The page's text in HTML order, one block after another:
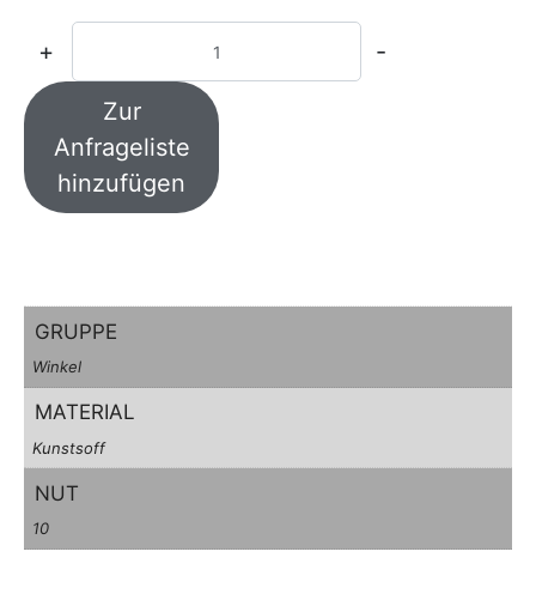
+ -
Zur
Anfrageliste
hinzufügen
GRUPPE
Winkel
MATERIAL
Kunstsoff
NUT
10